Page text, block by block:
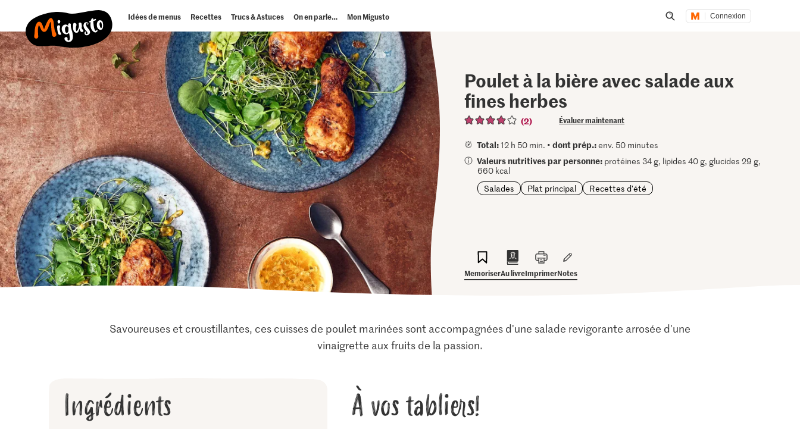
Idées de menus Recettes Trucs & Astuces On en parle… Mon Migusto Connexion
Poulet à la bière avec salade aux
fines herbes
(2) Évaluer maintenant
Total:12 h 50 min. •dont prép.:env. 50 minutes
Valeurs nutritives par personne: protéines 34 g, lipides 40 g, glucides 29 g,
660 kcal
Salades
Plat principal Recettes d'été
MemoriserAu livreImprimerNotes
Savoureuses et croustillantes, ces cuisses de poulet marinées sont accompagnées d'une salade revigorante arrosée d'une
vinaigrette aux fruits de la passion.
Ingrédients À vos tabliers!